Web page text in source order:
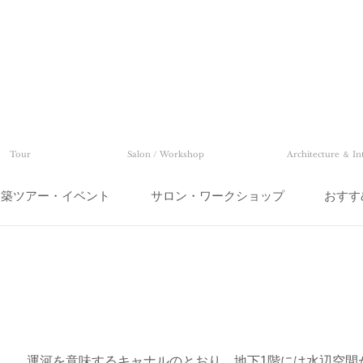
Tour Salon / Workshop Architecture ＆
ツアー・イベント サロン・ワークショップ おす